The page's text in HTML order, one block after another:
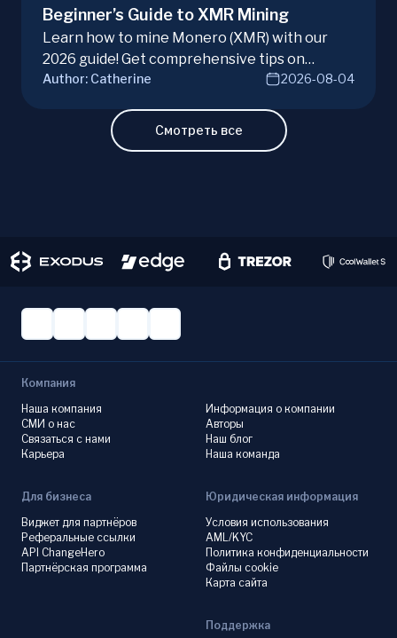
Beginner’s Guide to XMR Mining
Learn how to mine Monero (XMR) with our
2026 guide! Get comprehensive tips on
hardware, software, and techniques for
Author: Catherine 2026-08-04
Смотреть все
Компания
Наша компания
СМИ о нас
Связаться с нами
Карьера
Информация о компании
Авторы
Наш блог
Наша команда
Для бизнеса
Виджет для партнёров
Реферальные ссылки
API ChangeHero
Партнёрская программа
Юридическая информация
Условия использования
AML/KYC
Политика конфиденциальности
Файлы cookie
Карта сайта
Поддержка